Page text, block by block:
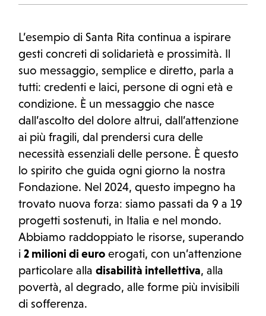
L’esempio di Santa Rita continua a ispirare
gesti concreti di solidarietà e prossimità. Il
suo messaggio, semplice e diretto, parla a
tutti: credenti e laici, persone di ogni età e
condizione. È un messaggio che nasce
dall’ascolto del dolore altrui, dall’attenzione
ai più fragili, dal prendersi cura delle
necessità essenziali delle persone. È questo
lo spirito che guida ogni giorno la nostra
Fondazione. Nel 2024, questo impegno ha
trovato nuova forza: siamo passati da 9 a 19
progetti sostenuti, in Italia e nel mondo.
Abbiamo raddoppiato le risorse, superando
i2 milioni di euro erogati, con un’attenzione
particolare alladisabilità intellettiva, alla
povertà, al degrado, alle forme più invisibili
di sofferenza.